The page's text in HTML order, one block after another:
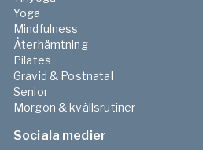
Yoga
Mindfulness
Återhämtning
Pilates
Gravid & Postnatal
Senior
Morgon & kvällsrutiner
Sociala medier